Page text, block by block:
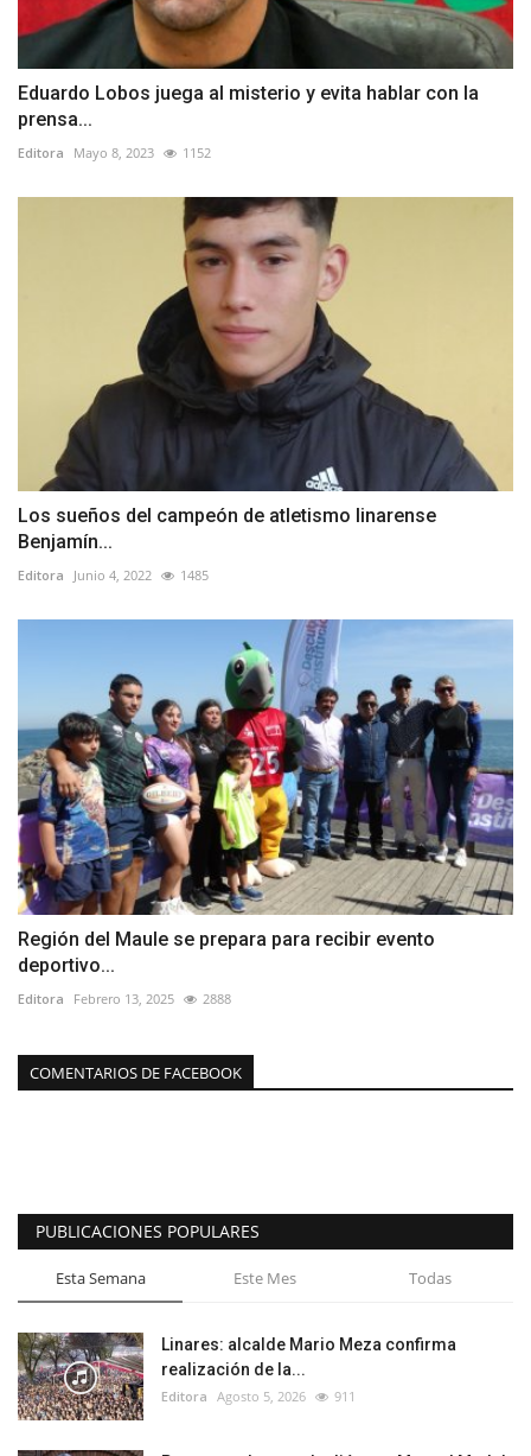
Eduardo Lobos juega al misterio y evita hablar con la
prensa...
Editora Mayo 8, 2023 1152
Los sueños del campeón de atletismo linarense
Benjamín...
Editora Junio 4, 2022 1485
Región del Maule se prepara para recibir evento
deportivo...
Editora Febrero 13, 2025 2888
COMENTARIOS DE FACEBOOK
PUBLICACIONES POPULARES
Esta Semana Este Mes Todas
Linares: alcalde Mario Meza confirma
realización de la...
Editora Agosto 5, 2026 911